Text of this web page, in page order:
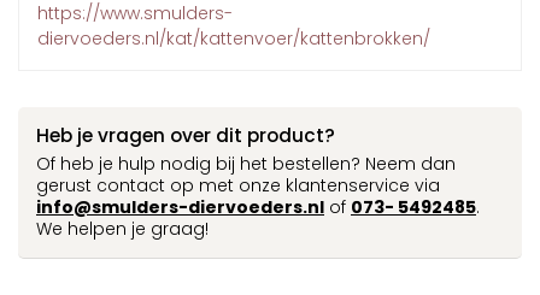
https://www.smulders-
diervoeders.nl/kat/kattenvoer/kattenbrokken/
Heb je vragen over dit product?
Of heb je hulp nodig bij het bestellen? Neem dan
gerust contact op met onze klantenservice via
info@smulders-diervoeders.nl of 073- 5492485.
We helpen je graag!